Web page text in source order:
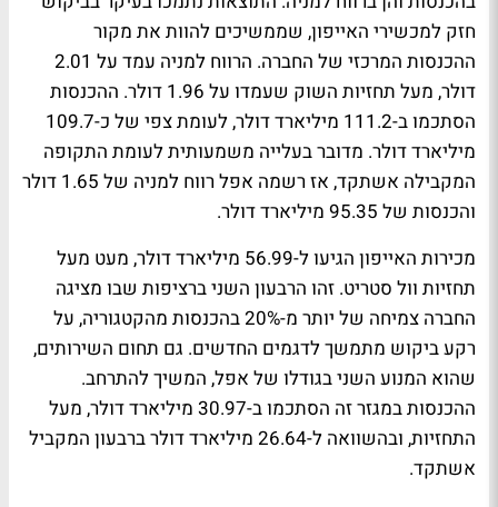
חזק למכשירי האייפון, שממשיכים להוות את מקור
ההכנסות המרכזי של החברה. הרווח למניה עמד על 2.01
דולר, מעל תחזיות השוק שעמדו על 1.96 דולר. ההכנסות
הסתכמו ב-111.2 מיליארד דולר, לעומת צפי של כ-109.7
מיליארד דולר. מדובר בעלייה משמעותית לעומת התקופה
המקבילה אשתקד, אז רשמה אפל רווח למניה של 1.65 דולר
והכנסות של 95.35 מיליארד דולר.
מכירות האייפון הגיעו ל-56.99 מיליארד דולר, מעט מעל
תחזיות וול סטריט. זהו הרבעון השני ברציפות שבו מציגה
החברה צמיחה של יותר מ-20% בהכנסות מהקטגוריה, על
רקע ביקוש מתמשך לדגמים החדשים. גם תחום השירותים,
שהוא המנוע השני בגודלו של אפל, המשיך להתרחב.
ההכנסות במגזר זה הסתכמו ב-30.97 מיליארד דולר, מעל
התחזיות, ובהשוואה ל-26.64 מיליארד דולר ברבעון המקביל
אשתקד.